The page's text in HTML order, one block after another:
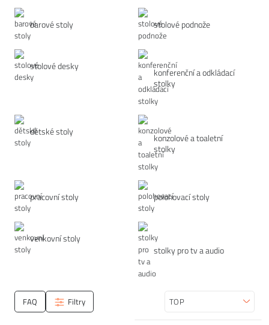
barové stoly stolové podnože
stolové desky
konferenční a odkládací
stolky
dětské stoly
konzolové a toaletní
stolky
pracovní stoly polohovací stoly
venkovní stoly
stolky pro tv a audio
FAQ Filtry Seřadit